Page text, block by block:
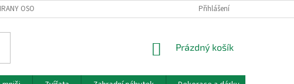
OSOBNÍCH ÚDAJŮ KONTAKT, OTEVÍRACÍ DOBA
Přihlášení
NÁKUPNÍ
Prázdný košík